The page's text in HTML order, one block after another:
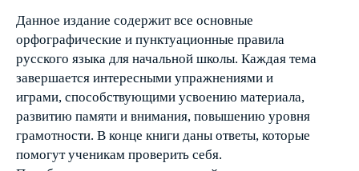
Данное издание содержит все основные
орфографические и пунктуационные правила
русского языка для начальной школы. Каждая тема
завершается интересными упражнениями и
играми, способствующими усвоению материала,
развитию памяти и внимания, повышению уровня
грамотности. В конце книги даны ответы, которые
помогут ученикам проверить себя.